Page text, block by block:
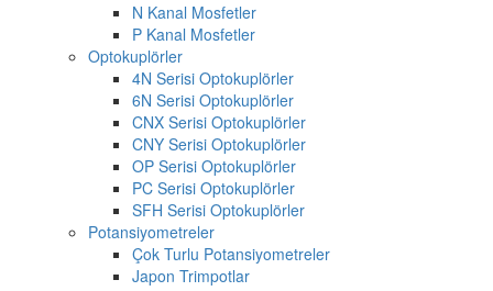
N Kanal Mosfetler
P Kanal Mosfetler
Optokuplörler
4N Serisi Optokuplörler
6N Serisi Optokuplörler
CNX Serisi Optokuplörler
CNY Serisi Optokuplörler
OP Serisi Optokuplörler
PC Serisi Optokuplörler
SFH Serisi Optokuplörler
Potansiyometreler
Çok Turlu Potansiyometreler
Japon Trimpotlar